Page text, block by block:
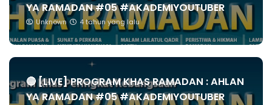
YA RAMADAN #05 #AKADEMIYOUTUBER
Unknown 4 tahun yang lalu
🔴 [LIVE] PROGRAM KHAS RAMADAN : AHLAN
YA RAMADAN #05 #AKADEMIYOUTUBER